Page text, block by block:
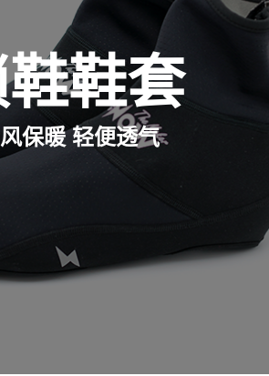
鞋套
保暖 轻便透气